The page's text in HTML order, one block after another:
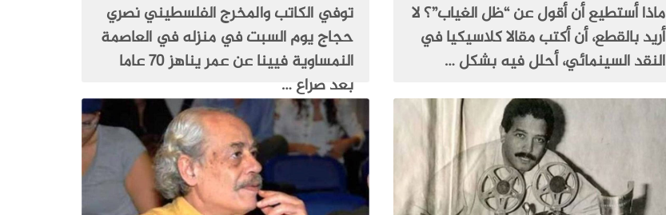
ماذا أستطيع أن أقول عن “ظل الغياب”؟ لا
أريد بالقطع، أن أكتب مقالا كلاسيكيا في
النقد السينمائي، أحلل فيه بشكل …
توفي الكاتب والمخرج الفلسطيني نصري
حجاج يوم السبت في منزله في العاصمة
النمساوية فيينا عن عمر يناهز 70 عاما
بعد صراع …